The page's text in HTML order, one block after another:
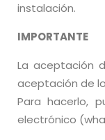
instalación.
IMPORTANTE
La aceptación
aceptación de
Para hacerlo,
electrónico